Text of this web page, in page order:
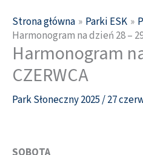
Strona główna Parki ESK
Harmonogram na dzień 28 –
Harmonogram
CZERWCA
Park Słoneczny 2025/27